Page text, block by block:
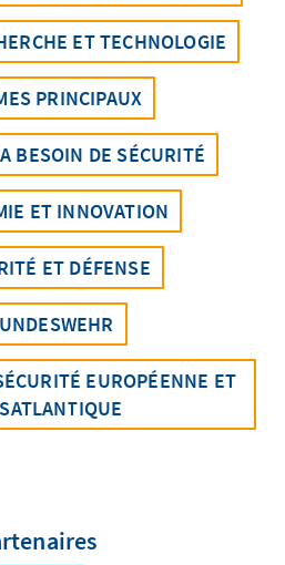
ET TECHNOLOGIE
PRINCIPAUX
BESOIN DE SÉCURITÉ
ET INNOVATION
ET DÉFENSE
EUROPÉENNE ET